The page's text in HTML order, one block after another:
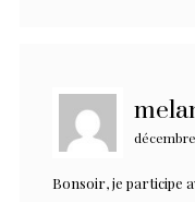
Bonsoir, je participe